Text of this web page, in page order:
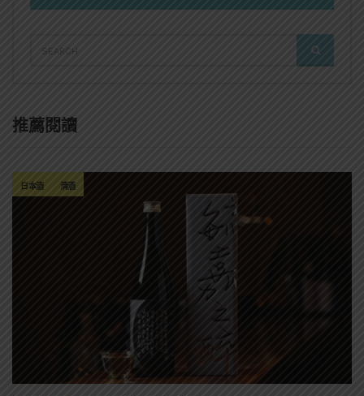
FOR:
SEARCH
推薦閱讀
日本酒 清酒